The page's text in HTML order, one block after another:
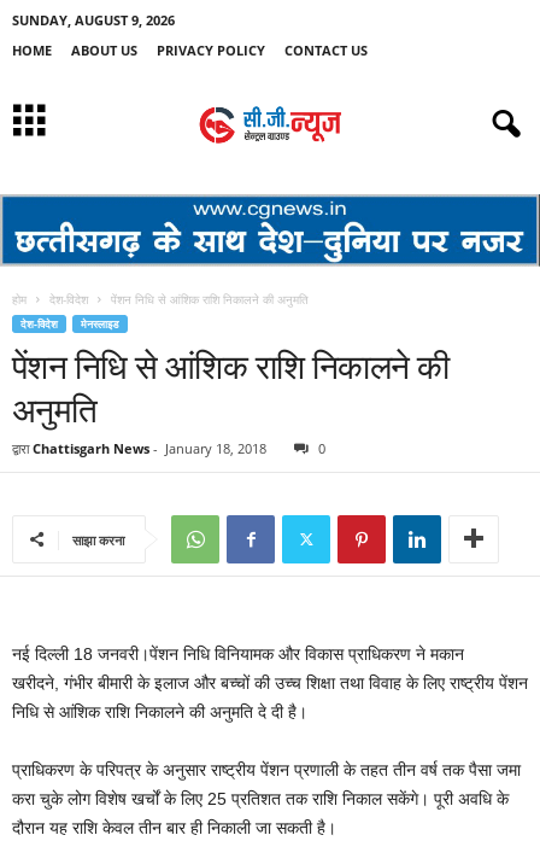
SUNDAY, AUGUST 9, 2026
HOME
ABOUT US PRIVACY POLICY CONTACT US
होम देश-विदेश पेंशन निधि से आंशिक राशि निकालने की अनुमति
देश-विदेश मेनस्लाइड
पेंशन निधि से आंशिक राशि निकालने की
अनुमति
द्वारा Chattisgarh News - January 18, 2018 0
साझा करना
नई दिल्ली 18 जनवरी।पेंशन निधि विनियामक और विकास प्राधिकरण ने मकान
खरीदने, गंभीर बीमारी के इलाज और बच्चों की उच्च शिक्षा तथा विवाह के लिए राष्ट्रीय पेंशन
निधि से आंशिक राशि निकालने की अनुमति दे दी है।
प्राधिकरण के परिपत्र के अनुसार राष्ट्रीय पेंशन प्रणाली के तहत तीन वर्ष तक पैसा जमा
करा चुके लोग विशेष खर्चों के लिए 25 प्रतिशत तक राशि निकाल सकेंगे। पूरी अवधि के
दौरान यह राशि केवल तीन बार ही निकाली जा सकती है।